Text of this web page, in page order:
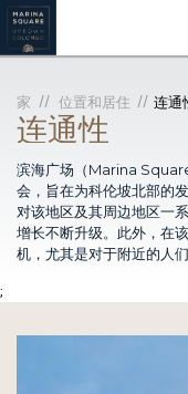
家 位置和居住 连通
连通性
滨海广场（Marina
会，旨在为科伦坡北部的
对该地区及其周边地区一
增长不断升级。此外，在
机，尤其是对于附近的人们
;